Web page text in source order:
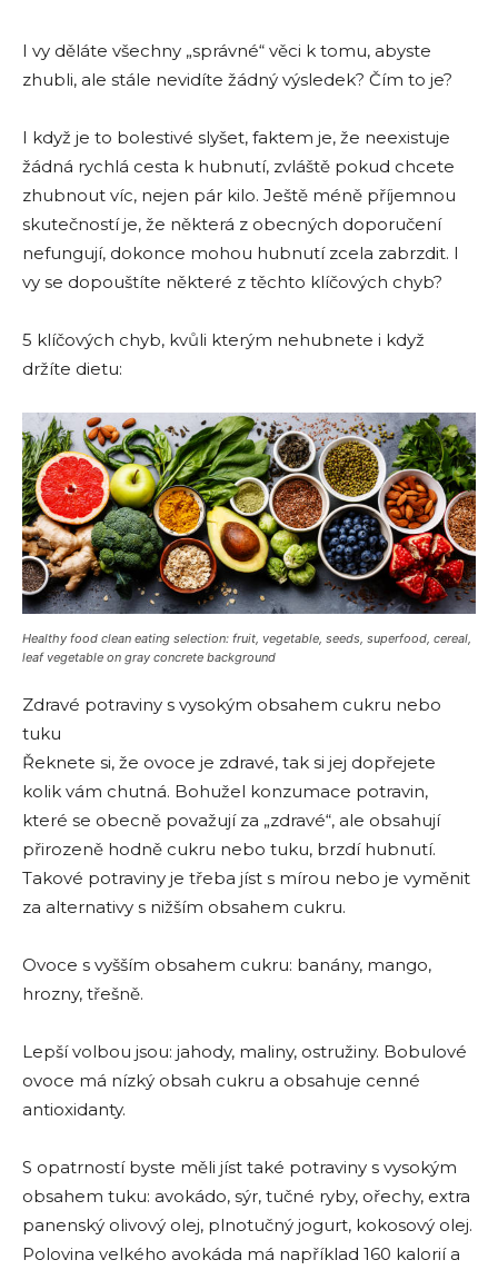
I vy děláte všechny „správné“ věci k tomu, abyste
zhubli, ale stále nevidíte žádný výsledek? Čím to je?
I když je to bolestivé slyšet, faktem je, že neexistuje
žádná rychlá cesta k hubnutí, zvláště pokud chcete
zhubnout víc, nejen pár kilo. Ještě méně příjemnou
skutečností je, že některá z obecných doporučení
nefungují, dokonce mohou hubnutí zcela zabrzdit. I
vy se dopouštíte některé z těchto klíčových chyb?
5 klíčových chyb, kvůli kterým nehubnete i když
držíte dietu:
Healthy food clean eating selection: fruit, vegetable, seeds, superfood, cereal,
leaf vegetable on gray concrete background
Zdravé potraviny s vysokým obsahem cukru nebo
tuku
Řeknete si, že ovoce je zdravé, tak si jej dopřejete
kolik vám chutná. Bohužel konzumace potravin,
které se obecně považují za „zdravé“, ale obsahují
přirozeně hodně cukru nebo tuku, brzdí hubnutí.
Takové potraviny je třeba jíst s mírou nebo je vyměnit
za alternativy s nižším obsahem cukru.
Ovoce s vyšším obsahem cukru: banány, mango,
hrozny, třešně.
Lepší volbou jsou: jahody, maliny, ostružiny. Bobulové
ovoce má nízký obsah cukru a obsahuje cenné
antioxidanty.
S opatrností byste měli jíst také potraviny s vysokým
obsahem tuku: avokádo, sýr, tučné ryby, ořechy, extra
panenský olivový olej, plnotučný jogurt, kokosový olej.
Polovina velkého avokáda má například 160 kalorií a